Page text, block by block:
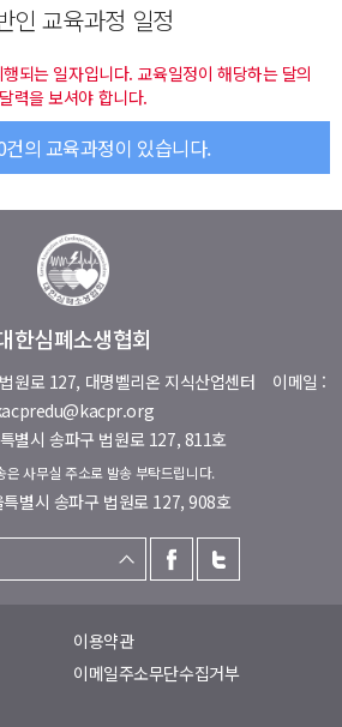
인 교육과정 일정
되는 일자입니다. 교육일정이 해당하는 달의
달력을 보셔야 합니다.
의 교육과정이 있습니다.
한심폐소생협회
원로 127, 대명벨리온 지식산업센터 이메일 :
별시 송파구 법원로 127, 811호
은 사무실 주소로 발송 부탁드립니다.
특별시 송파구 법원로 127, 908호
이용약관
이메일주소무단수집거부